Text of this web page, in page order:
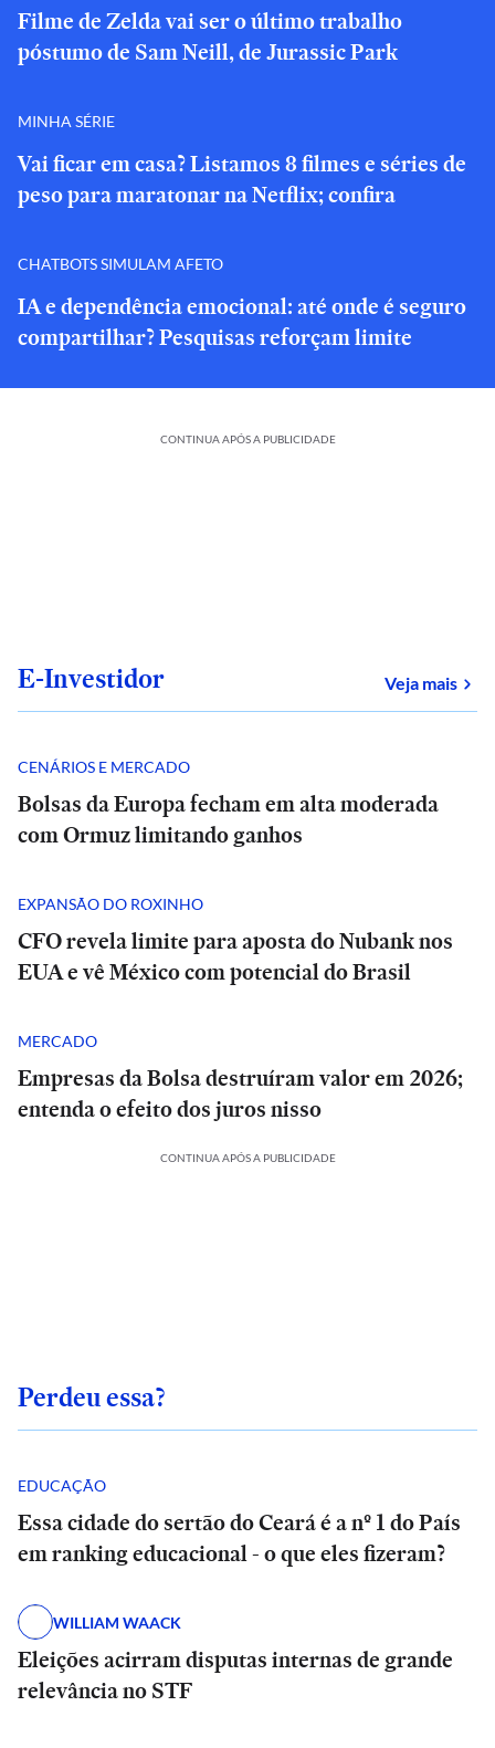
Filme de Zelda vai ser o último trabalho
póstumo de Sam Neill, de Jurassic Park
MINHA SÉRIE
Vai ficar em casa? Listamos 8 filmes e séries de
peso para maratonar na Netflix; confira
CHATBOTS SIMULAM AFETO
IA e dependência emocional: até onde é seguro
compartilhar? Pesquisas reforçam limite
CONTINUA APÓS A PUBLICIDADE
E-Investidor Veja mais
CENÁRIOS E MERCADO
Bolsas da Europa fecham em alta moderada
com Ormuz limitando ganhos
EXPANSÃO DO ROXINHO
CFO revela limite para aposta do Nubank nos
EUA e vê México com potencial do Brasil
MERCADO
Empresas da Bolsa destruíram valor em 2026;
entenda o efeito dos juros nisso
CONTINUA APÓS A PUBLICIDADE
Perdeu essa?
EDUCAÇÃO
Essa cidade do sertão do Ceará é a nº 1 do País
em ranking educacional - o que eles fizeram?
WILLIAM WAACK
Eleições acirram disputas internas de grande
relevância no STF